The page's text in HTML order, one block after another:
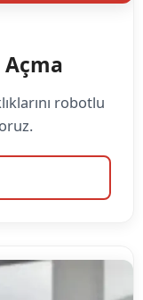
Açma
robotlu